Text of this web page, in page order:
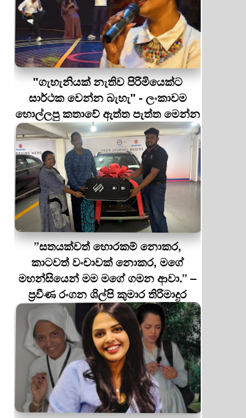
"ගැහැනියක් නැතිව පිරිමියෙක්ට
සාර්ථක වෙන්න බැහැ" - ලංකාවම
හොල්ලපු කතාවේ ඇත්ත පැත්ත මෙන්න
”සතයක්වත් හොරකම් නොකර,
කාටවත් වංචාවක් නොකර, මගේ
මහන්සියෙන් මම මගේ ගමන ආවා.” –
ප්‍රවීණ රංගන ශිල්පි කුමාර තිරිමාදුර